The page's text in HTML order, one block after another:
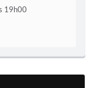
19h00